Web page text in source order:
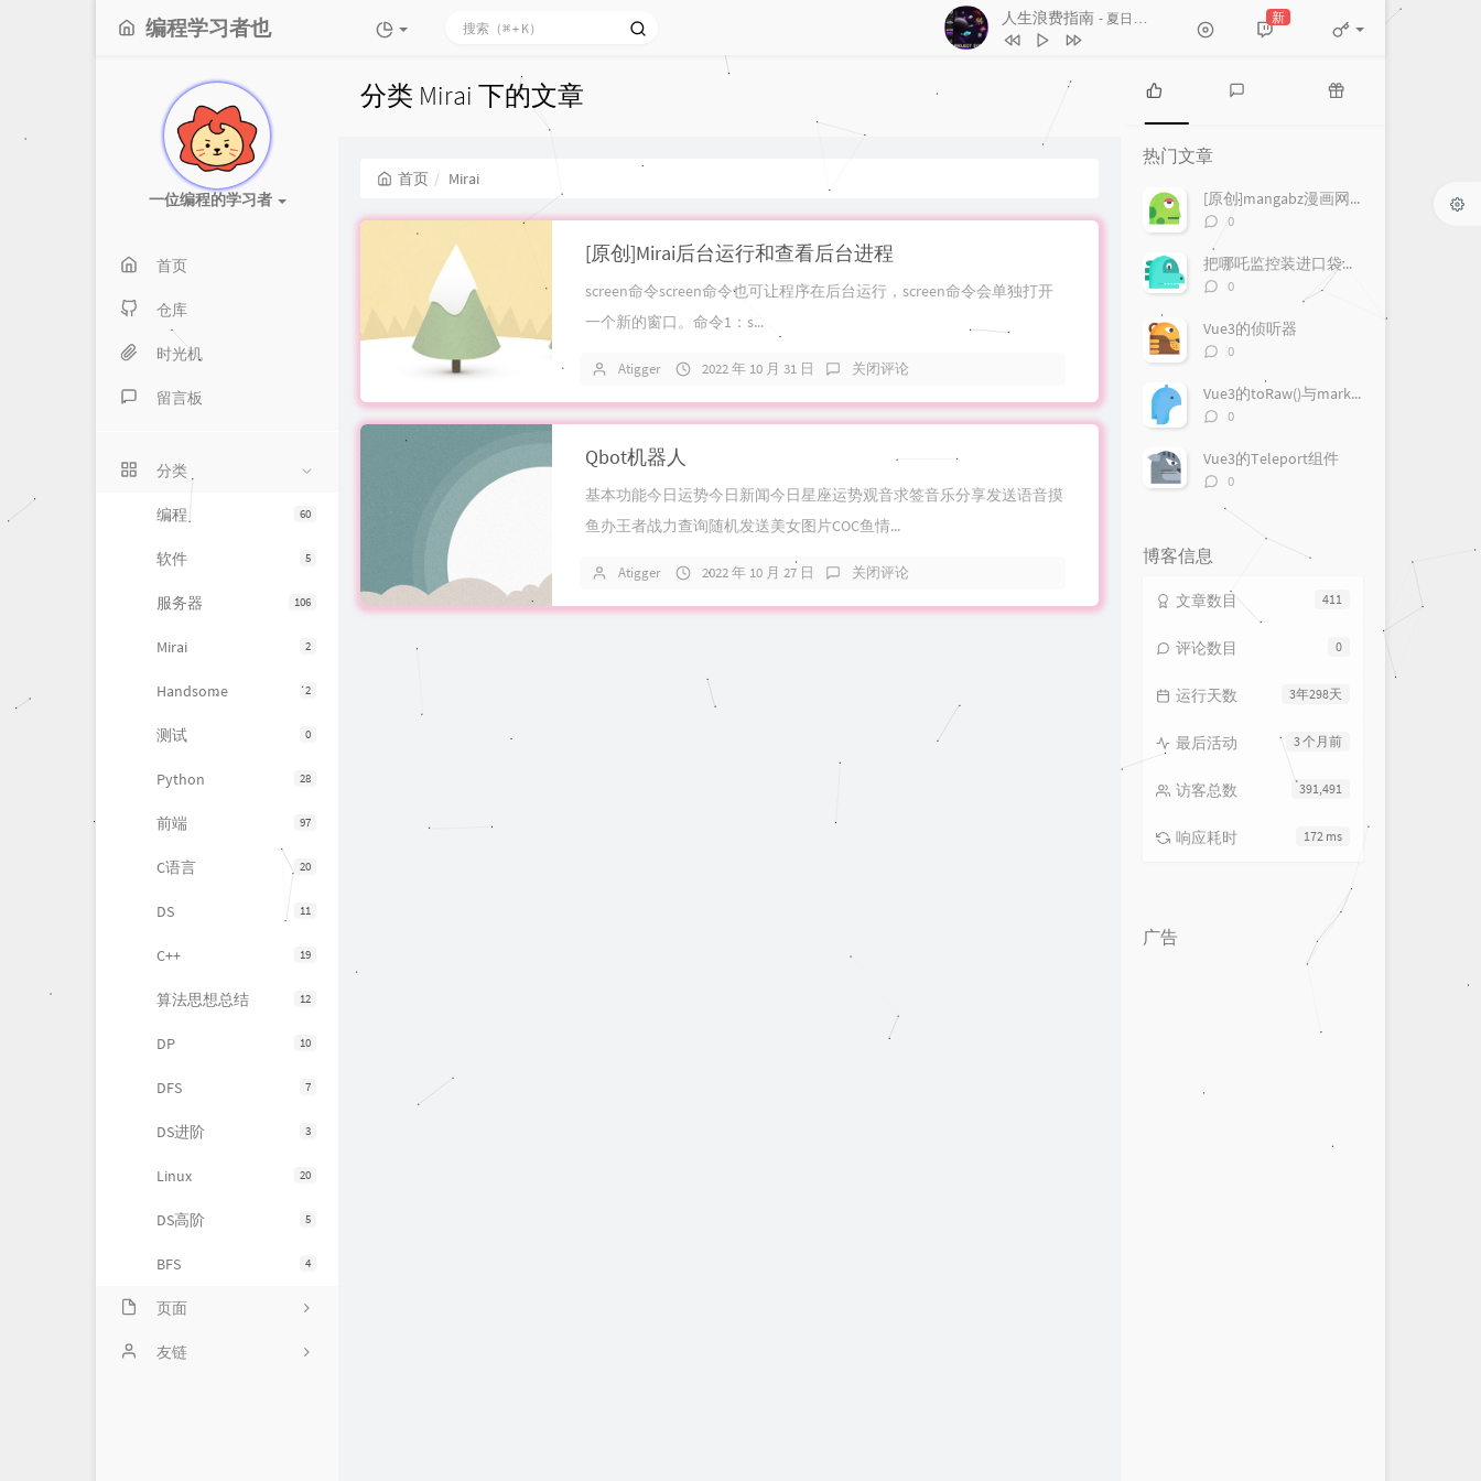
编程学习者也 人生浪费指南 - 夏日入侵企画
下一个天亮
夏日入侵企画
新
一位编程的学习者
首页
仓库
时光机
留言板
分类
60
编程
5
软件
106
服务器
2
Mirai
2
Handsome
0
测试
28
Python
97
前端
20
C语言
11
DS
19
C++
12
算法思想总结
10
DP
7
DFS
3
DS进阶
20
Linux
5
DS高阶
4
BFS
页面
时光机
友链
分类 Mirai 下的文章
首页 Mirai
[原创]Mirai后台运行和查看后台进程
screen命令screen命令也可让程序在后台运行，screen命令会单独打开
一个新的窗口。命令1：s...
Atigger 2022 年 10 月 31 日 关闭评论
Qbot机器人
基本功能今日运势今日新闻今日星座运势观音求签音乐分享发送语音摸
鱼办王者战力查询随机发送美女图片COC鱼情...
Atigger 2022 年 10 月 27 日 关闭评论
热
门
文
章
论
章
热门文章
[原创]mangabz漫画网爬取
评
数：
0
把哪吒监控装进口袋：一款更适合手机使用的 Android 客户端
评
数：
0
Vue3的侦听器
评
数：
0
Vue3的toRaw()与markRaw()
评
数：
0
Vue3的Teleport组件
评
0
博客信息
411
文章数目
0
评论数目
3年298天
运行天数
3 个月前
最后活动
391,491
访客总数
172 ms
响应耗时
广告